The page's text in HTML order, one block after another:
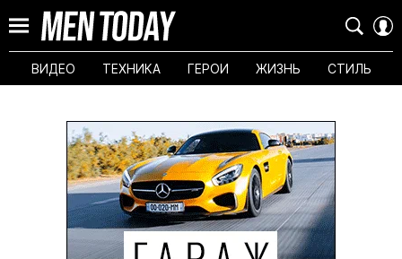
ВИДЕО ТЕХНИКА ГЕРОИ ЖИЗНЬ СТИЛЬ